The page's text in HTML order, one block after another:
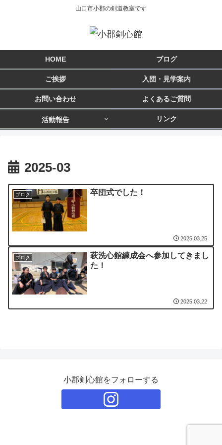
山口市小郡の剣道教室です
HOME ブログ
ご挨拶 入団・見学案内
お問い合わせ よくあるご質問
活動報告 リンク
2025-03
ブログ 卒団式でした！
2025.03.25
ブログ
萩洗心館練成会へ参加してきまし
た！
2025.03.22
小郡剣心館をフォローする